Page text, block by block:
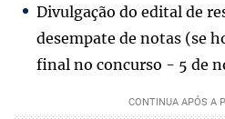
Divulgação do edital de
desempate de notas (se
final no concurso - 5 de